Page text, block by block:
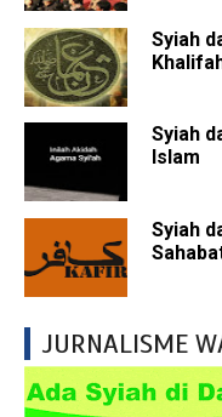
Syiah
Syiah
Islam
Syiah
JURNALISME